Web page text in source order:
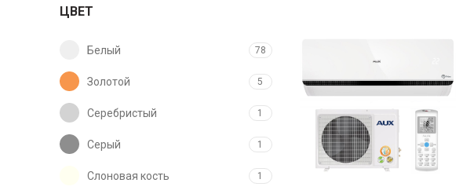
ЦВЕТ
Белый 78
Золотой 5
Серебристый 1
Серый 1
Слоновая кость 1